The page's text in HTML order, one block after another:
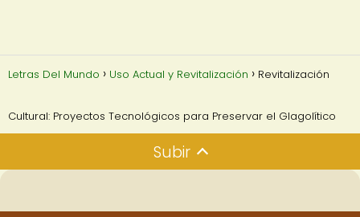
Letras Del Mundo Uso Actual y Revitalización Revitalización
Cultural: Proyectos Tecnológicos para Preservar el Glagolítico
Subir